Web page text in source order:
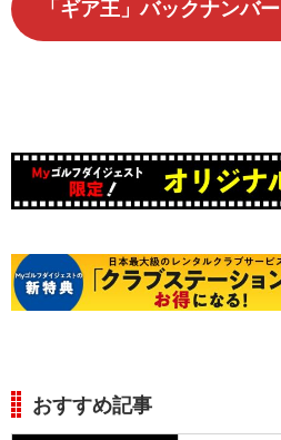
「ギア王」バックナンバー
おすすめ記事